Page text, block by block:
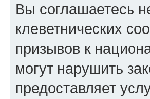
Вы соглашаетесь
клеветнических
призывов к
могут нарушить
предоставляет